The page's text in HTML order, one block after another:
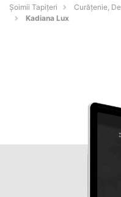
Șoimii Tapițeri
Curățenie,
Kadiana Lux